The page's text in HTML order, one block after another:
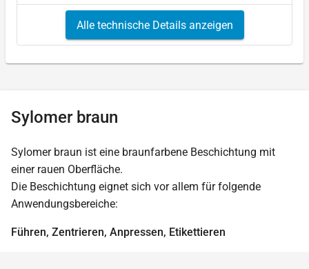
Alle technische Details anzeigen
Sylomer braun
Sylomer braun ist eine braunfarbene Beschichtung mit
einer rauen Oberfläche.
Die Beschichtung eignet sich vor allem für folgende
Anwendungsbereiche:
Führen, Zentrieren, Anpressen, Etikettieren